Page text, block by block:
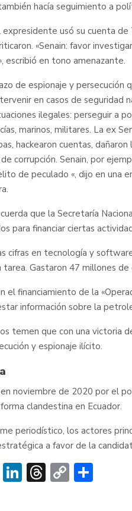
hacía seguimiento a
expresidente usó su cuenta
«Senain: favor
escribió en tono amenazante.
de espionaje y persecución
en casos de seguridad
ilegales: perseguir a
marinos, militares. La ex
hackearon cuentas,
corrupción. Senain, por
de peculado «, dijo en una
que la Secretaría
para financiar ciertas
cifras en tecnología y
Gastaron 47 millones
el financiamiento de la
información sobre la
temen que con una victoria
y espionaje ilícito.
noviembre de 2020 por el
clandestina en Ecuador.
periodístico, los actores
a favor de la
T Li T C